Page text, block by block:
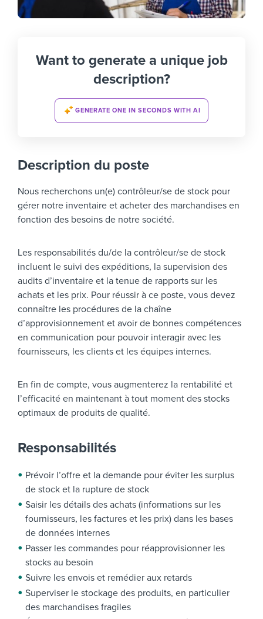
Want to generate a unique job
description?
GENERATE ONE IN SECONDS WITH AI
Description du poste
Nous recherchons un(e) contrôleur/se de stock pour
gérer notre inventaire et acheter des marchandises en
fonction des besoins de notre société.
Les responsabilités du/de la contrôleur/se de stock
incluent le suivi des expéditions, la supervision des
audits d’inventaire et la tenue de rapports sur les
achats et les prix. Pour réussir à ce poste, vous devez
connaître les procédures de la chaîne
d’approvisionnement et avoir de bonnes compétences
en communication pour pouvoir interagir avec les
fournisseurs, les clients et les équipes internes.
En fin de compte, vous augmenterez la rentabilité et
l’efficacité en maintenant à tout moment des stocks
optimaux de produits de qualité.
Responsabilités
Prévoir l’offre et la demande pour éviter les surplus
de stock et la rupture de stock
Saisir les détails des achats (informations sur les
fournisseurs, les factures et les prix) dans les bases
de données internes
Passer les commandes pour réapprovisionner les
stocks au besoin
Suivre les envois et remédier aux retards
Superviser le stockage des produits, en particulier
des marchandises fragiles